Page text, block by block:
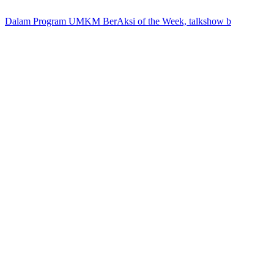
Dalam Program UMKM BerAksi of the Week, talkshow b